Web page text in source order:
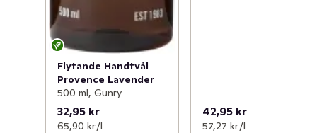
Flytande Handtvål
Provence Lavender
500 ml, Gunry
32,95 kr
65,90 kr /l
42,95 kr
57,27 kr /l